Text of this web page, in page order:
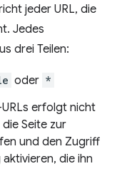
jeder URL, die
Jedes
drei Teilen:
oder *
erfolgt nicht
Seite zur
und den Zugriff
die ihn